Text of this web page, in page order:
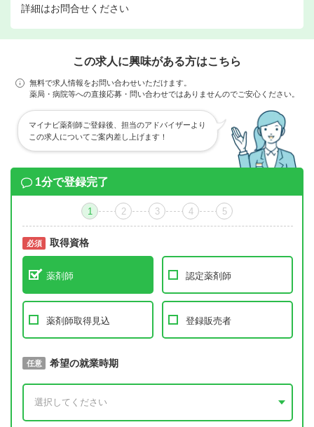
詳細はお問合せください
この求人に興味がある方はこちら
無料で求人情報をお問い合わせいただけます。
薬局・病院等への直接応募・問い合わせではありませんのでご安心ください。
マイナビ薬剤師ご登録後、担当のアドバイザーより
この求人についてご案内差し上げます！
1分で登録完了
1 2 3 4 5
必須 取得資格
薬剤師 認定薬剤師
薬剤師取得見込 登録販売者
必須 取得予定年
任意 希望の就業時期